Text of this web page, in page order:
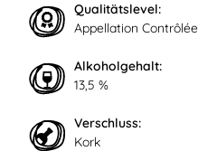
Qualitätslevel:
Appellation Contrôlée
Alkoholgehalt:
13,5 %
Verschluss:
Kork